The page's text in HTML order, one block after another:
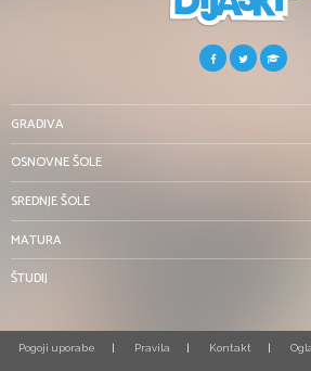
GRADIVA
OSNOVNE ŠOLE
SREDNJE ŠOLE
MATURA
ŠTUDIJ
Pogoji uporabe Pravila Kontakt